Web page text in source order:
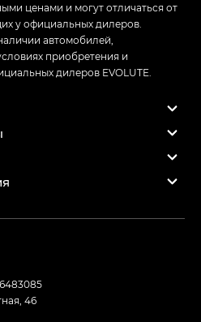
ценами и могут отличаться от
у официальных дилеров.
автомобилей,
приобретения и
дилеров EVOLUTE.
46